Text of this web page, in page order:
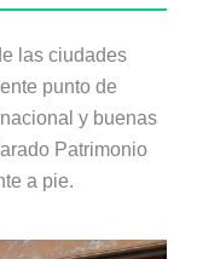
las ciudades
punto de
y buenas
Patrimonio
a pie.